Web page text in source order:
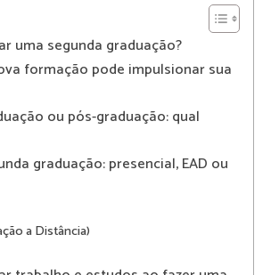
uma segunda graduação?
formação pode impulsionar sua
ou pós-graduação: qual
graduação: presencial, EAD ou
a Distância)